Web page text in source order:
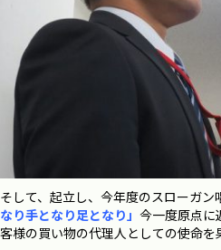
そして、起立し、今年度のスローガン
なり手となり足となり」 今一度原点に
客様の買い物の代理人としての使命を